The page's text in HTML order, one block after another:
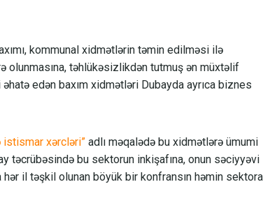
kommunal xidmətlərin təmin edilməsi ilə
olunmasına, təhlükəsizlikdən tutmuş ən müxtəlif
edən baxım xidmətləri Dubayda ayrıca biznes
istismar xərcləri” adlı məqalədə bu xidmətlərə ümumi
təcrübəsində bu sektorun inkişafına, onun səciyyəvi
il təşkil olunan böyük bir konfransın həmin sektora